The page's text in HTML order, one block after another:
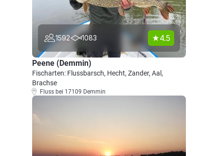
1592 1083 4.5
Peene (Demmin)
Fischarten: Flussbarsch, Hecht, Zander, Aal,
Brachse
Fluss bei 17109 Demmin